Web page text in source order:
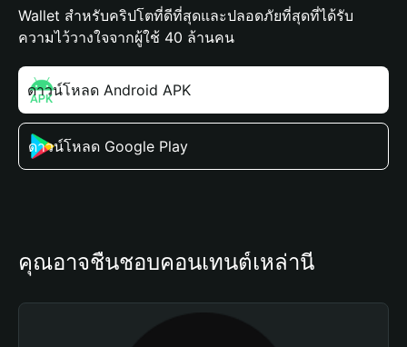
Wallet สำหรับคริปโตที่ดีที่สุดและปลอดภัยที่สุดที่ได้รับ
ความไว้วางใจจากผู้ใช้ 40 ล้านคน
ดาวน์โหลด Android APK
ดาวน์โหลด Google Play
คุณอาจชื่นชอบคอนเทนต์เหล่านี้